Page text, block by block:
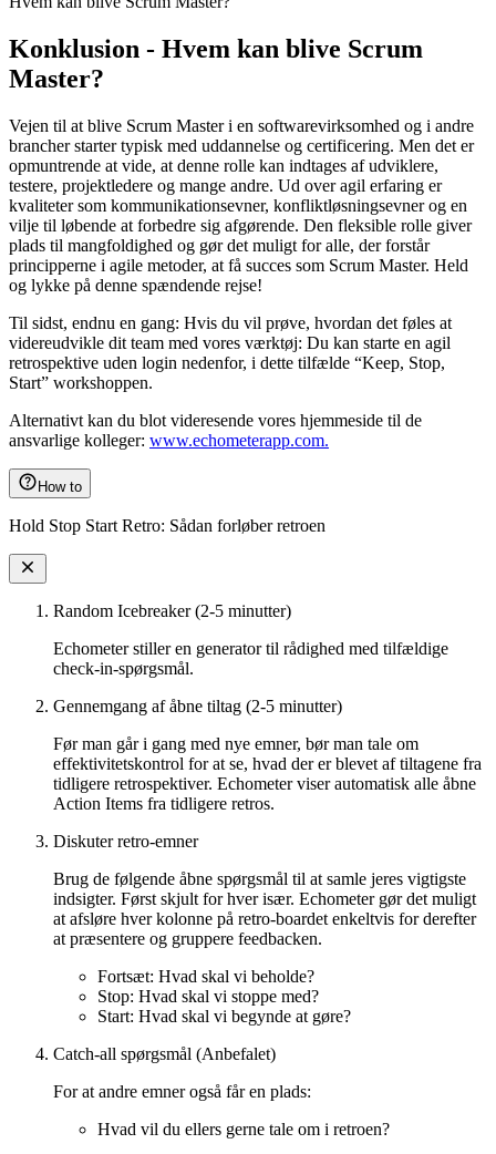
Konklusion - Hvem kan blive Scrum
Master?
Vejen til at blive Scrum Master i en softwarevirksomhed og i andre
brancher starter typisk med uddannelse og certificering. Men det er
opmuntrende at vide, at denne rolle kan indtages af udviklere,
testere, projektledere og mange andre. Ud over agil erfaring er
kvaliteter som kommunikationsevner, konfliktløsningsevner og en
vilje til løbende at forbedre sig afgørende. Den fleksible rolle giver
plads til mangfoldighed og gør det muligt for alle, der forstår
principperne i agile metoder, at få succes som Scrum Master. Held
og lykke på denne spændende rejse!
Til sidst, endnu en gang: Hvis du vil prøve, hvordan det føles at
videreudvikle dit team med vores værktøj: Du kan starte en agil
retrospektive uden login nedenfor, i dette tilfælde “Keep, Stop,
Start” workshoppen.
Alternativt kan du blot videresende vores hjemmeside til de
ansvarlige kolleger: www.echometerapp.com.
How to
Hold Stop Start Retro: Sådan forløber retroen
Random Icebreaker (2-5 minutter)
Echometer stiller en generator til rådighed med tilfældige
check-in-spørgsmål.
Gennemgang af åbne tiltag (2-5 minutter)
Før man går i gang med nye emner, bør man tale om
effektivitetskontrol for at se, hvad der er blevet af tiltagene fra
tidligere retrospektiver. Echometer viser automatisk alle åbne
Action Items fra tidligere retros.
Diskuter retro-emner
Brug de følgende åbne spørgsmål til at samle jeres vigtigste
indsigter. Først skjult for hver især. Echometer gør det muligt
at afsløre hver kolonne på retro-boardet enkeltvis for derefter
at præsentere og gruppere feedbacken.
Fortsæt: Hvad skal vi beholde?
Stop: Hvad skal vi stoppe med?
Start: Hvad skal vi begynde at gøre?
Catch-all spørgsmål (Anbefalet)
For at andre emner også får en plads:
Hvad vil du ellers gerne tale om i retroen?